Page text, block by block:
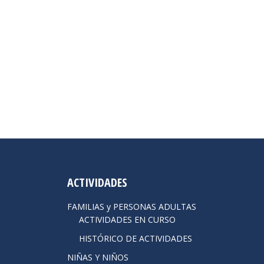
ACTIVIDADES
FAMILIAS y PERSONAS ADULTAS
ACTIVIDADES EN CURSO
HISTÓRICO DE ACTIVIDADES
NIÑAS Y NIÑOS